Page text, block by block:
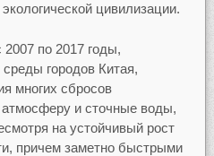
цивилизации.
2007 по 2017 годы,
городов Китая,
многих сбросов
и сточные воды,
на устойчивый рост
причем заметно быстрыми